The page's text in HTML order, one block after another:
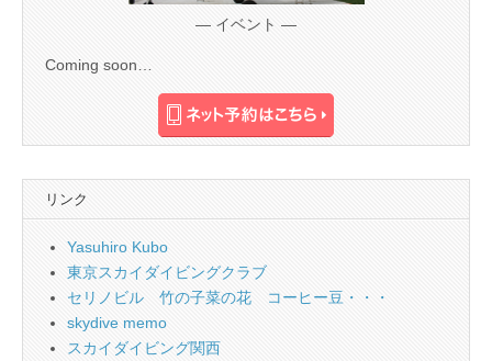
— イベント —
Coming soon…
リンク
Yasuhiro Kubo
東京スカイダイビングクラブ
セリノビル 竹の子菜の花 コーヒー豆・・・
skydive memo
スカイダイビング関西